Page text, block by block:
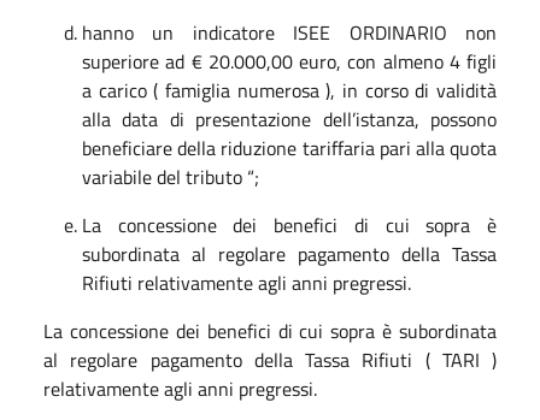
hanno un indicatore ISEE ORDINARIO non
superiore ad € 20.000,00 euro, con almeno 4 figli
a carico ( famiglia numerosa ), in corso di validità
alla data di presentazione dell’istanza, possono
beneficiare della riduzione tariffaria pari alla quota
variabile del tributo “;
La concessione dei benefici di cui sopra è
subordinata al regolare pagamento della Tassa
Rifiuti relativamente agli anni pregressi.
La concessione dei benefici di cui sopra è subordinata
al regolare pagamento della Tassa Rifiuti ( TARI )
relativamente agli anni pregressi.